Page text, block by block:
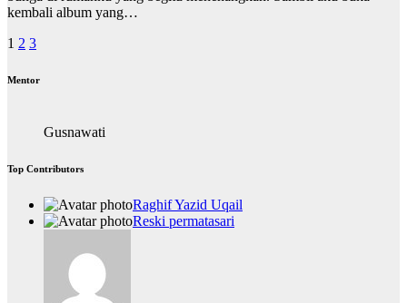
kembali album yang…
Paginasi
pos
1 2 3
Mentor
Gusnawati
Top Contributors
Raghif Yazid Uqail
Reski permatasari